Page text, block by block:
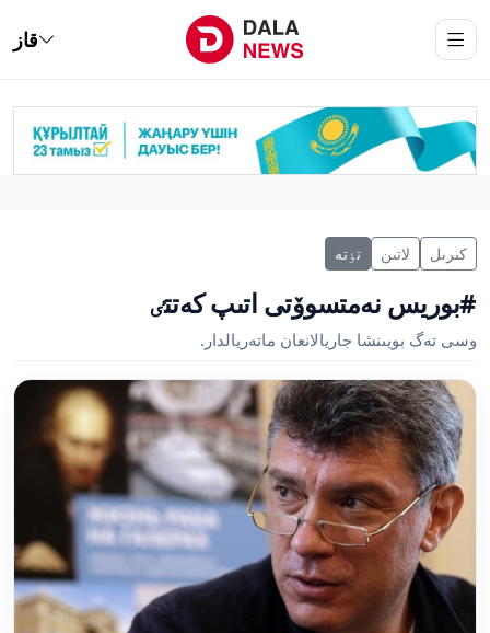
قاز
كىرىل لاتىن تٶتە
#بوريس نەمتسوۆتى اتىپ كەتتٸ
وسى تەگ بويىنشا جاريالانعان ماتەريالدار.